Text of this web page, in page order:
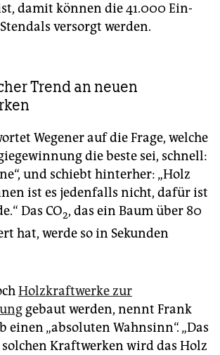
damit können die 41.000 Ein­
versorgt werden.
Trend an neuen
Wegener auf die Frage, welche
die beste sei, schnell:
und schiebt hinterher: „Holz
ist es jedenfalls nicht, dafür ist
Das CO2, das ein Baum über 80
hat, werde so in Sekunden
Holzkraftwerke zur
gebaut werden, nennt Frank
einen „absoluten Wahnsinn“. „Das
Kraftwerken wird das Holz